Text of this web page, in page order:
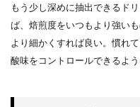
もう少し深めに抽出できるド
ば、焙煎度をいつもより強い
より細かくすれば良い。慣れ
酸味をコントロールできるよう